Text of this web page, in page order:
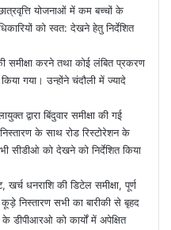
योजनाओं में कम बच्चों के
को स्वत: देखने हेतु निर्देशित
समीक्षा करने तथा कोई लंबित प्रकरण
गया। उन्होंने चंदौली में ज्यादे
द्वारा बिंदुवार समीक्षा की गई
के साथ रोड रिस्टोरेशन के
सीडीओ को देखने को निर्देशित किया
खर्च धनराशि की डिटेल समीक्षा, पूर्ण
निस्तारण सभी का बारीकी से बृहद
के डीपीआरओ को कार्यों में अपेक्षित